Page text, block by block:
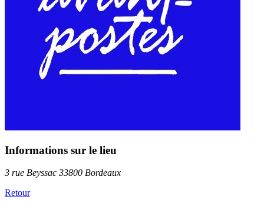
Informations sur le lieu
3 rue Beyssac 33800 Bordeaux
Retour